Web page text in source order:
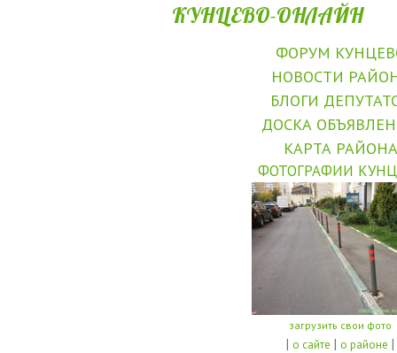
КУНЦЕВО-ОНЛАЙН
ФОРУМ
НОВОСТИ
БЛОГИ
ДОСКА
КАРТА РАЙОНА
ФОТОГРАФИИ
загрузить свои фото
| о сайте | о районе |